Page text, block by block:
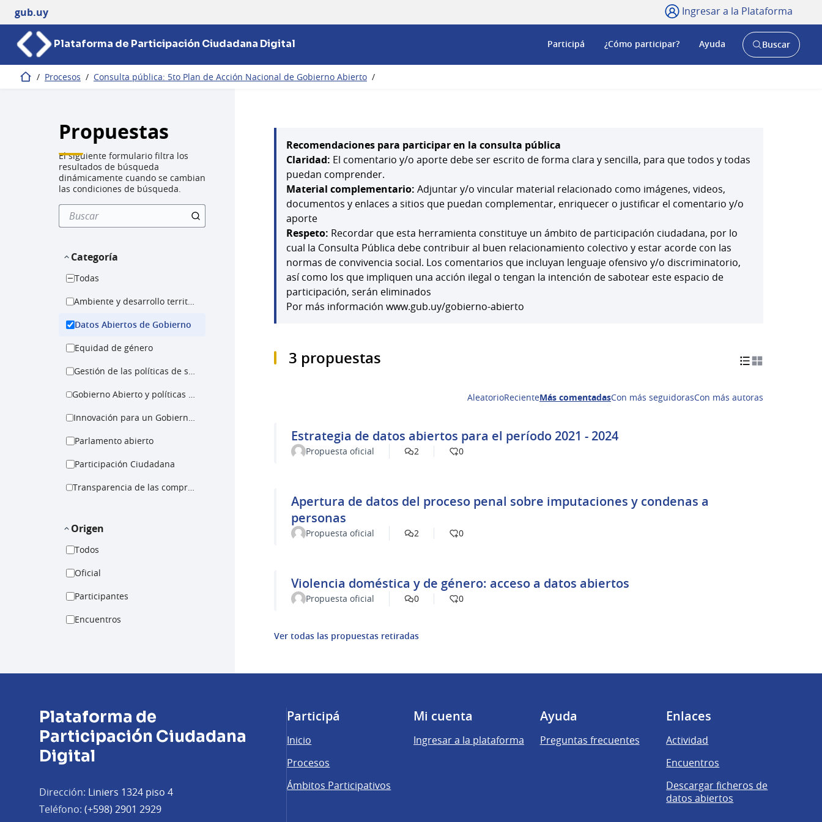
gub.uy Ingresar a la Plataforma
Plataforma de Participación Ciudadana Digital Participá ¿Cómo participar? Ayuda
AbrirBuscar
Inicio / Procesos / Consulta pública: 5to Plan de Acción Nacional de Gobierno Abierto /
Propuestas
El siguiente formulario filtra los
resultados de búsqueda
dinámicamente cuando se cambian
las condiciones de búsqueda.
Categoría
Todas
Ambiente y desarrollo territorial
Datos Abiertos de Gobierno
Equidad de género
Gestión de las políticas de salud
Gobierno Abierto y políticas para la igualdad
Innovación para un Gobierno Abierto
Parlamento abierto
Participación Ciudadana
Transparencia de las compras públicas
Origen
Todos
Oficial
Participantes
Encuentros
Recomendaciones para participar en la consulta pública
Claridad: El comentario y/o aporte debe ser escrito de forma clara y sencilla, para que todos y todas
puedan comprender.
Material complementario: Adjuntar y/o vincular material relacionado como imágenes, videos,
documentos y enlaces a sitios que puedan complementar, enriquecer o justificar el comentario y/o
aporte
Respeto: Recordar que esta herramienta constituye un ámbito de participación ciudadana, por lo
cual la Consulta Pública debe contribuir al buen relacionamiento colectivo y estar acorde con las
normas de convivencia social. Los comentarios que incluyan lenguaje ofensivo y/o discriminatorio,
así como los que impliquen una acción ilegal o tengan la intención de sabotear este espacio de
participación, serán eliminados
Por más información www.gub.uy/gobierno-abierto
3 propuestas
AleatorioRecienteMás comentadasCon más seguidorasCon más autoras
Estrategia de datos abiertos para el período 2021 - 2024
Propuesta oficial 2 0
Apertura de datos del proceso penal sobre imputaciones y condenas a
personas
Propuesta oficial 2 0
Violencia doméstica y de género: acceso a datos abiertos
Propuesta oficial 0 0
Ver todas las propuestas retiradas
Plataforma de
Participación Ciudadana
Digital
Dirección: Liniers 1324 piso 4
Teléfono: (+598) 2901 2929
Participá
Inicio
Procesos
Ámbitos Participativos
Mi cuenta
Ingresar a la plataforma
Ayuda
Preguntas frecuentes
Enlaces
Actividad
Encuentros
Descargar ficheros de
datos abiertos